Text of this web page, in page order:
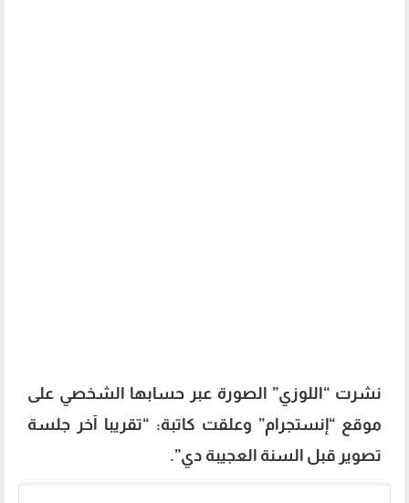
نشرت “اللوزي” الصورة عبر حسابها الشخصي على
موقع “إنستجرام” وعلقت كاتبة: “تقريبا آخر جلسة
تصوير قبل السنة العجيبة دي”.